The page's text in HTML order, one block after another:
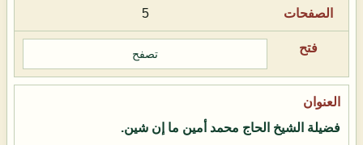
5
تصفح
فضيلة الشيخ الحاج محمد أمين ما إن شين.